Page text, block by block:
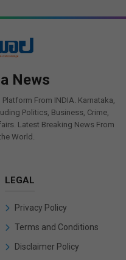
News
From INDIA. Karnataka,
Politics, Business, Crime,
Latest Breaking News From
World.
LEGAL
Privacy Policy
Terms and Conditions
Disclaimer Policy